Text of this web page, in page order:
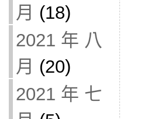
月 (18)
2021 年 八
月 (20)
2021 年 七